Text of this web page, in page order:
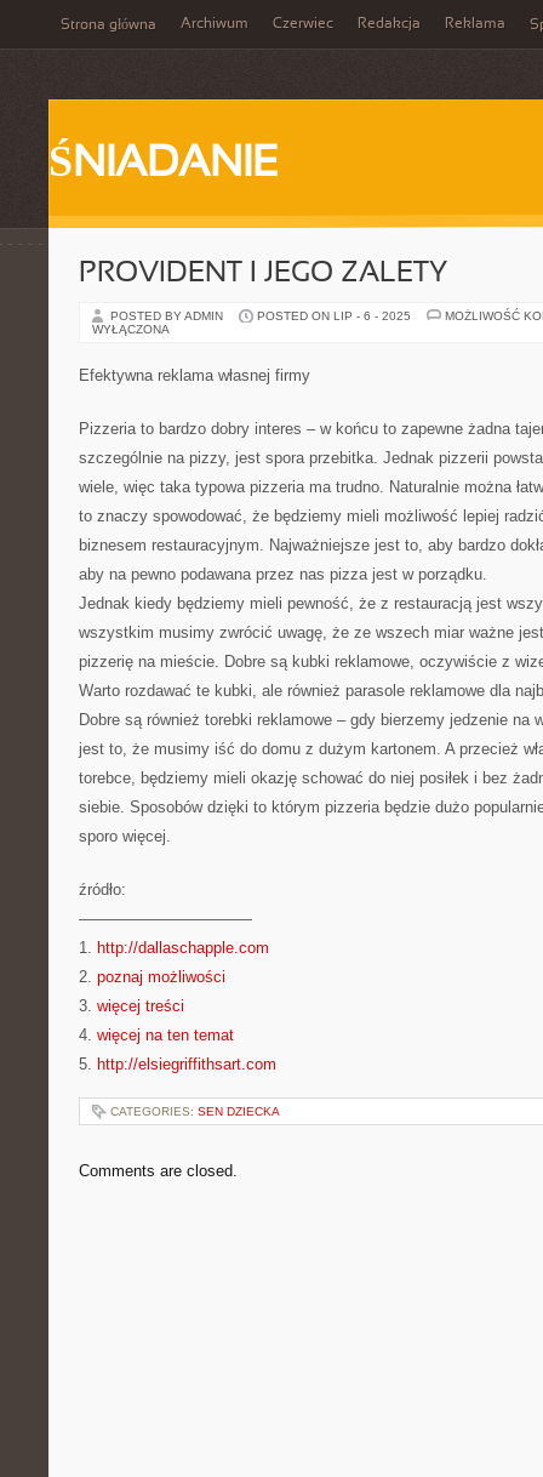
Strona główna Archiwum Czerwiec Redakcja Reklama
ŚNIADANIE
PROVIDENT I JEGO ZALETY
POSTED BY ADMIN POSTED ON LIP - 6 - 2025
MOŻLIWOŚĆ
WYŁĄCZONA
Efektywna reklama własnej firmy
Pizzeria to bardzo dobry interes – w końcu to zapewne żadna
szczególnie na pizzy, jest spora przebitka. Jednak pizzerii
wiele, więc taka typowa pizzeria ma trudno. Naturalnie można
to znaczy spowodować, że będziemy mieli możliwość lepiej
biznesem restauracyjnym. Najważniejsze jest to, aby bardzo
aby na pewno podawana przez nas pizza jest w porządku.
Jednak kiedy będziemy mieli pewność, że z restauracją jest
wszystkim musimy zwrócić uwagę, że ze wszech miar ważne
pizzerię na mieście. Dobre są kubki reklamowe, oczywiście z
Warto rozdawać te kubki, ale również parasole reklamowe dla
Dobre są również torebki reklamowe – gdy bierzemy jedzenie na
jest to, że musimy iść do domu z dużym kartonem. A przecież
torebce, będziemy mieli okazję schować do niej posiłek i bez
siebie. Sposobów dzięki to którym pizzeria będzie dużo
sporo więcej.
źródło:
———————————
1. http://dallaschapple.com
2. poznaj możliwości
3. więcej treści
4. więcej na ten temat
5. http://elsiegriffithsart.com
CATEGORIES: SEN DZIECKA
Comments are closed.